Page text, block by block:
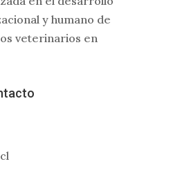
y humano de
veterinarios en